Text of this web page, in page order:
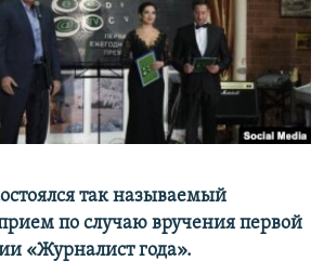
КРЫМА
так называемый
по случаю вручения первой
«Журналист года».